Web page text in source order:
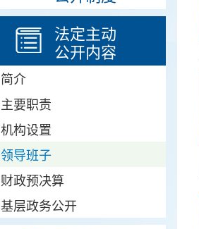
法定主动
公开内容
简介
主要职责
机构设置
领导班子
财政预决算
基层政务公开